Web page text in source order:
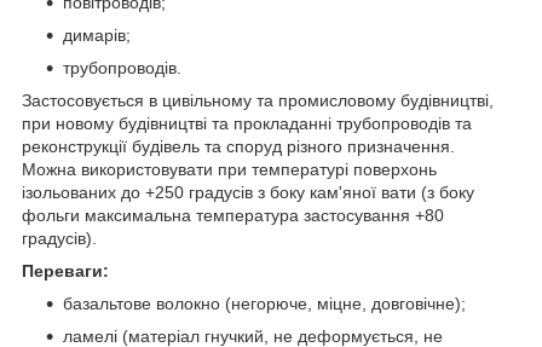
димарів;
трубопроводів.
Застосовується в цивільному та промисловому будівництві,
при новому будівництві та прокладанні трубопроводів та
реконструкції будівель та споруд різного призначення.
Можна використовувати при температурі поверхонь
ізольованих до +250 градусів з боку кам'яної вати (з боку
фольги максимальна температура застосування +80
градусів).
Переваги:
базальтове волокно (негорюче, міцне, довговічне);
ламелі (матеріал гнучкий, не деформується, не